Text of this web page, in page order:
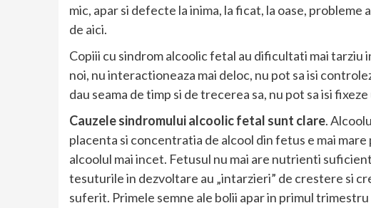
mic, apar si defecte la inima, la ficat, la oase,
de aici.
Copiii cu sindrom alcoolic fetal au dificultati mai tarziu
noi, nu interactioneaza mai deloc, nu pot sa isi
dau seama de timp si de trecerea sa, nu pot sa isi
Cauzele sindromului alcoolic fetal sunt clare.
placenta si concentratia de alcool din fetus e mai
alcoolul mai incet. Fetusul nu mai are nutrienti
tesuturile in dezvoltare au „intarzieri” de crestere si
suferit. Primele semne ale bolii apar in primul trimestru